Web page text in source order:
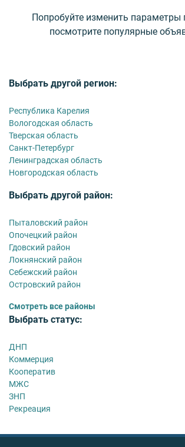
Попробуйте изменить параметры
посмотрите популярные
Выбрать другой регион:
Республика Карелия
Вологодская область
Тверская область
Санкт-Петербург
Ленинградская область
Новгородская область
Выбрать другой район:
Пыталовский район
Опочецкий район
Гдовский район
Локнянский район
Себежский район
Островский район
Смотреть все районы
Выбрать статус:
ДНП
Коммерция
Кооператив
МЖС
ЗНП
Рекреация